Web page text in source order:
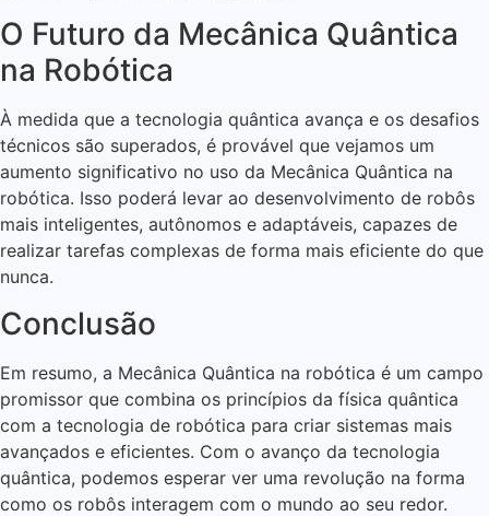
O Futuro da Mecânica Quântica
na Robótica
À medida que a tecnologia quântica avança e os desafios
técnicos são superados, é provável que vejamos um
aumento significativo no uso da Mecânica Quântica na
robótica. Isso poderá levar ao desenvolvimento de robôs
mais inteligentes, autônomos e adaptáveis, capazes de
realizar tarefas complexas de forma mais eficiente do que
nunca.
Conclusão
Em resumo, a Mecânica Quântica na robótica é um campo
promissor que combina os princípios da física quântica
com a tecnologia de robótica para criar sistemas mais
avançados e eficientes. Com o avanço da tecnologia
quântica, podemos esperar ver uma revolução na forma
como os robôs interagem com o mundo ao seu redor.